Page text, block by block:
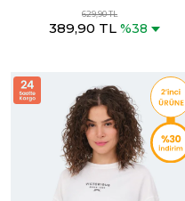
Oversıze Yeşil Tişört
629,90 TL
389,90 TL %38